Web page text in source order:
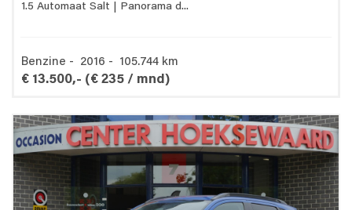
1.5 Automaat Salt | Panorama d...
Benzine - 2016 - 105.744 km
€ 13.500,- (€ 235 / mnd)